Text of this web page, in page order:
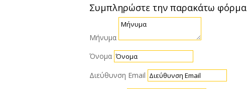
Συμπληρώστε την παρακάτω φόρμα
Μήνυμα
Όνομα
Διεύθυνση Email